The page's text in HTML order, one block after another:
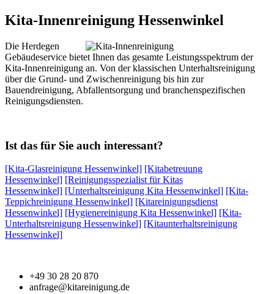
Kita-Innenreinigung Hessenwinkel
Die Herdegen
Gebäudeservice bietet Ihnen das gesamte Leistungsspektrum der
Kita-Innenreinigung an. Von der klassischen Unterhaltsreinigung
über die Grund- und Zwischenreinigung bis hin zur
Bauendreinigung, Abfallentsorgung und branchenspezifischen
Reinigungsdiensten.
Ist das für Sie auch interessant?
[Kita-Glasreinigung Hessenwinkel] [Kitabetreuung
Hessenwinkel] [Reinigungsspezialist für Kitas
Hessenwinkel] [Unterhaltsreinigung Kita Hessenwinkel] [Kita-
Teppichreinigung Hessenwinkel] [Kitareinigungsdienst
Hessenwinkel] [Hygienereinigung Kita Hessenwinkel] [Kita-
Unterhaltsreinigung Hessenwinkel] [Kitaunterhaltsreinigung
Hessenwinkel]
+49 30 28 20 870
anfrage@kitareinigung.de